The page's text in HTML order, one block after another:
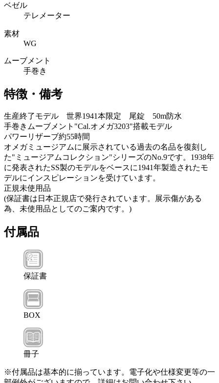
ベゼル
テレメーター
素材
WG
ムーブメント
手巻き
特徴・備考
生産終了モデル 世界1941本限定 尾錠 50m防水
手巻きムーブメント"Cal.オメガ3203"搭載モデル
パワーリザーブ約55時間
オメガミュージアムに展示されている過去の名品を復刻し
た"ミュージアムコレクション"シリーズのNo.9です。1938年
に発表されたSS製のモデルをベースに1941年製造されたモ
デルにインスピレーションを受けています。
正規未使用品
(保証書は日本正規店で発行されています。展示傷がある
為、未使用品としてのご案内です。)
付属品
保証書
BOX
冊子
※付属品は基本的に揃っています。電子化や仕様変更等の一